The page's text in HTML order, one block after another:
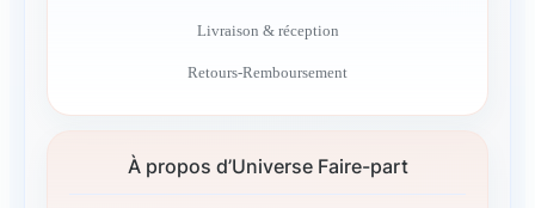
Livraison & réception
Retours-Remboursement
À propos d’Universe Faire-part